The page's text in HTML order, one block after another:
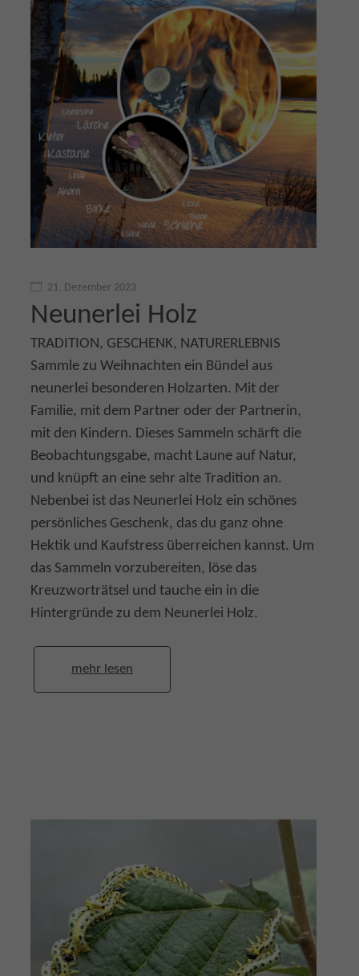
21. Dezember 2023
Neunerlei Holz
TRADITION, GESCHENK, NATURERLEBNIS
Sammle zu Weihnachten ein Bündel aus
neunerlei besonderen Holzarten. Mit der
Familie, mit dem Partner oder der Partnerin,
mit den Kindern. Dieses Sammeln schärft die
Beobachtungsgabe, macht Laune auf Natur,
und knüpft an eine sehr alte Tradition an.
Nebenbei ist das Neunerlei Holz ein schönes
persönliches Geschenk, das du ganz ohne
Hektik und Kaufstress überreichen kannst. Um
das Sammeln vorzubereiten, löse das
Kreuzworträtsel und tauche ein in die
Hintergründe zu dem Neunerlei Holz.
mehr lesen